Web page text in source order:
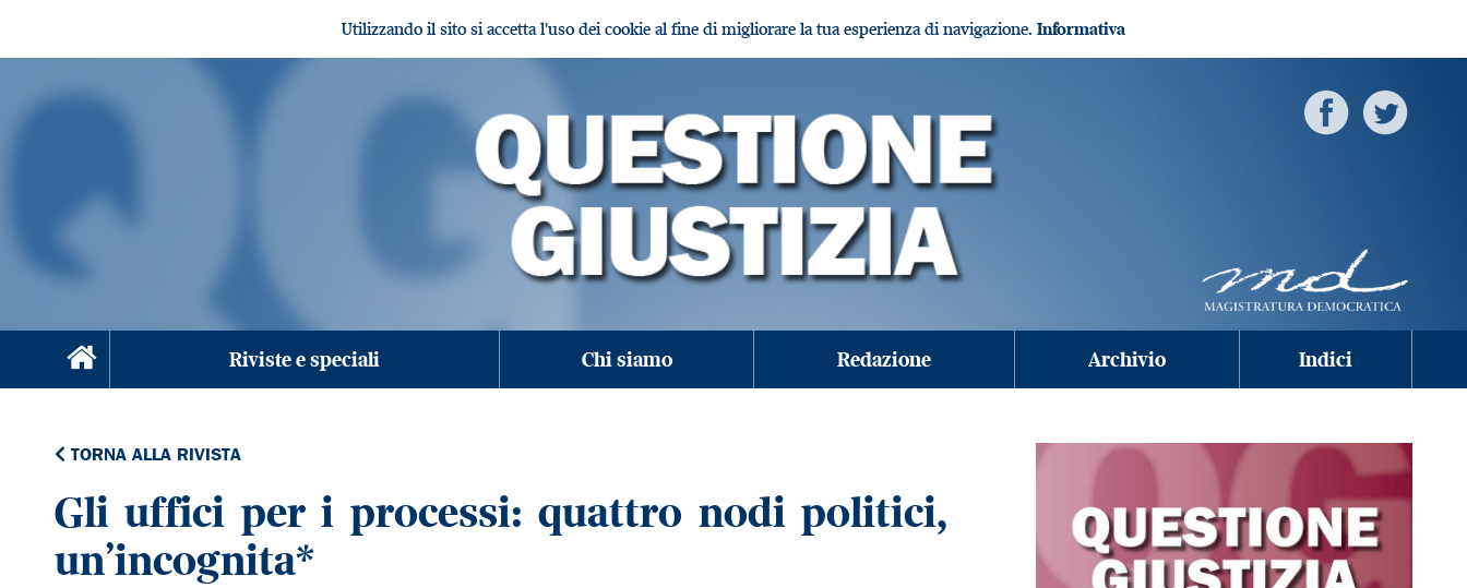
Utilizzando il sito si accetta l'uso dei cookie al fine di migliorare la tua esperienza di navigazione. Informativa
Riviste e speciali Chi siamo Redazione Archivio Indici
TORNA ALLA RIVISTA
Gli uffici per i processi: quattro nodi politici,
un’incognita*